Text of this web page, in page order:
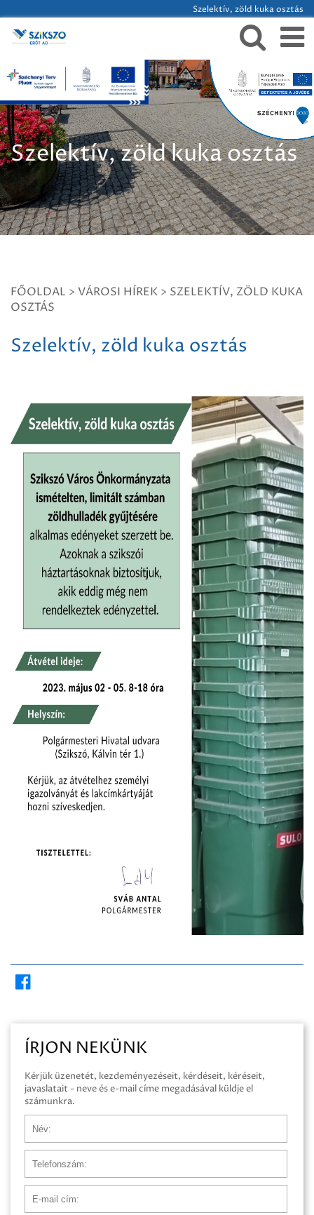
Szelektív, zöld kuka osztás
Szelektív, zöld kuka osztás
FŐOLDAL > VÁROSI HÍREK > SZELEKTÍV, ZÖLD KUKA
OSZTÁS
Szelektív, zöld kuka osztás
ÍRJON NEKÜNK
Kérjük üzenetét, kezdeményezéseit, kérdéseit, kéréseit,
javaslatait - neve és e-mail címe megadásával küldje el
számunkra.